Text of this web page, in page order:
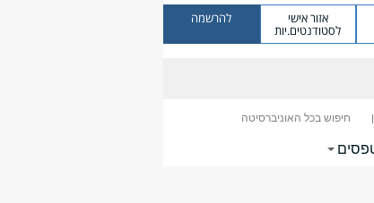
אזור אישי
לסטודנטים.יות
להרשמה
חיפוש בכל האוניברסיטה